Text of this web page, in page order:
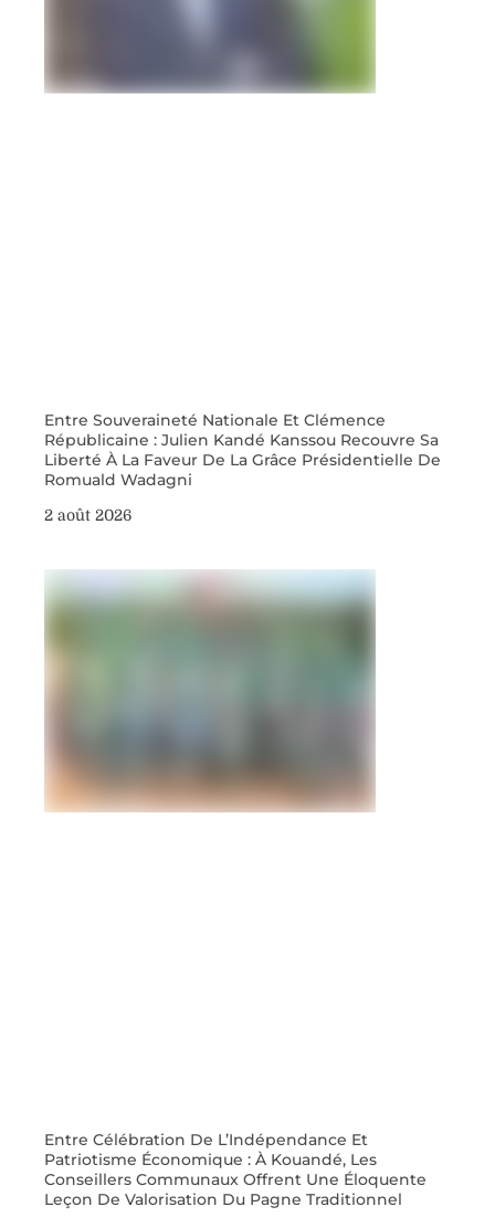
Entre Souveraineté Nationale Et Clémence
Républicaine : Julien Kandé Kanssou Recouvre Sa
Liberté À La Faveur De La Grâce Présidentielle De
Romuald Wadagni
2 août 2026
Entre Célébration De L’Indépendance Et
Patriotisme Économique : À Kouandé, Les
Conseillers Communaux Offrent Une Éloquente
Leçon De Valorisation Du Pagne Traditionnel